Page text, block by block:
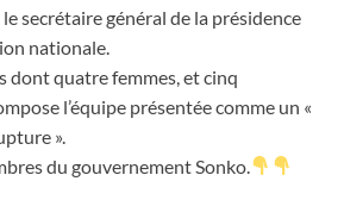
secrétaire général de la présidence
nationale.
quatre femmes, et cinq
l’équipe présentée comme un «
».
du gouvernement Sonko.